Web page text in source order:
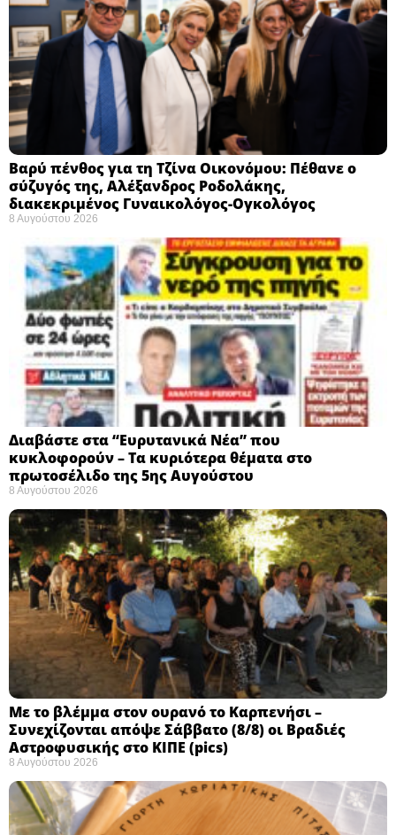
Βαρύ πένθος για τη Τζίνα Οικονόμου: Πέθανε ο
σύζυγός της, Αλέξανδρος Ροδολάκης,
διακεκριμένος Γυναικολόγος-Ογκολόγος
8 Αυγούστου 2026
Διαβάστε στα “Ευρυτανικά Νέα” που
κυκλοφορούν – Τα κυριότερα θέματα στο
πρωτοσέλιδο της 5ης Αυγούστου
8 Αυγούστου 2026
Με το βλέμμα στον ουρανό το Καρπενήσι –
Συνεχίζονται απόψε Σάββατο (8/8) οι Βραδιές
Αστροφυσικής στο ΚΙΠΕ (pics)
8 Αυγούστου 2026